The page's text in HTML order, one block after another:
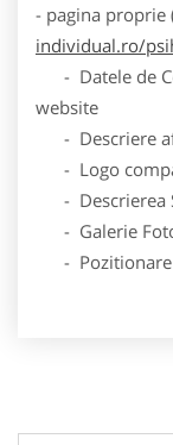
- pagina proprie
individual.ro/
- Datele de
website
- Descriere
- Logo
- Descrierea
- Galerie
- Pozitionare